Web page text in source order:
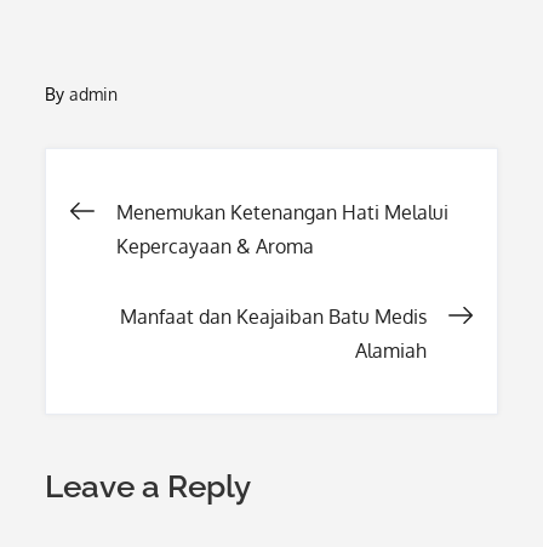
Byadmin
Post
Menemukan Ketenangan Hati Melalui
Kepercayaan & Aroma
Manfaat dan Keajaiban Batu Medis
Alamiah
Leave a Reply